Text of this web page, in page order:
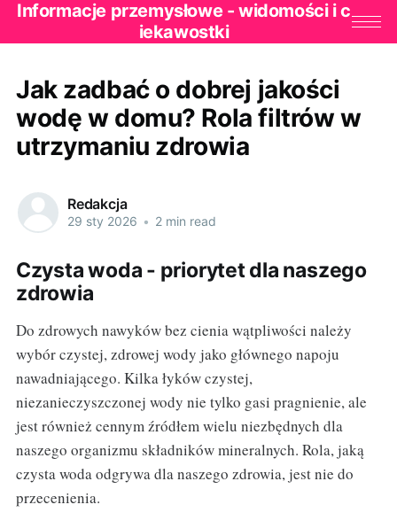
Informacje przemysłowe - widomości i c
iekawostki
Jak zadbać o dobrej jakości
wodę w domu? Rola filtrów w
utrzymaniu zdrowia
Redakcja
29 sty 2026 • 2 min read
Czysta woda - priorytet dla naszego
zdrowia
Do zdrowych nawyków bez cienia wątpliwości należy
wybór czystej, zdrowej wody jako głównego napoju
nawadniającego. Kilka łyków czystej,
niezanieczyszczonej wody nie tylko gasi pragnienie, ale
jest również cennym źródłem wielu niezbędnych dla
naszego organizmu składników mineralnych. Rola, jaką
czysta woda odgrywa dla naszego zdrowia, jest nie do
przecenienia.